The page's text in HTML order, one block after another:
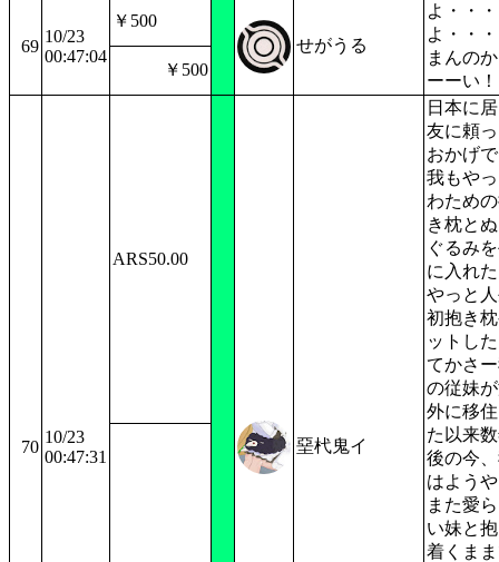
69
10/23
00:47:04
￥500
せがうる
よ・・・
よ・・
まんの
ーーい
￥500
70
10/23
00:47:31
ARS50.00
堊杙鬼イ
日本に
友に頼
おかげ
我もや
わため
き枕と
ぐるみ
に入れ
やっと
初抱き
ットし
てかさ
の従妹
外に移
た以来
後の今
はよう
また愛
い妹と
着くま